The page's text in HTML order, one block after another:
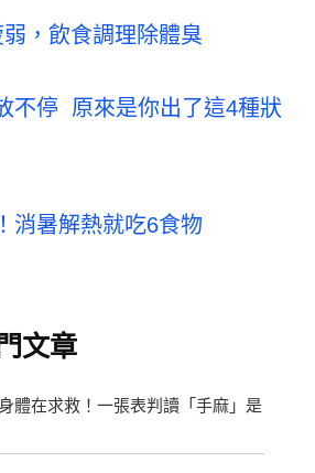
，飲食調理除體臭
不停 原來是你出了這4種狀
消暑解熱就吃6食物
文章
體在求救！一張表判讀「手麻」是